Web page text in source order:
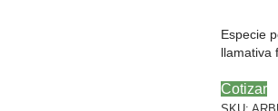
Especie
llamativa
Cotizar